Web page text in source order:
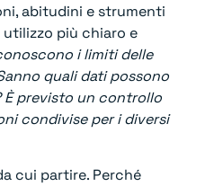
abitudini e strumenti
più chiaro e
i limiti delle
quali dati possono
È previsto un controllo
condivise per i diversi
cui partire. Perché